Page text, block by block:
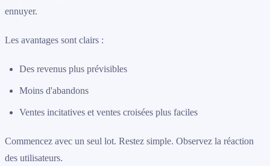
ennuyer.
Les avantages sont clairs :
Des revenus plus prévisibles
Moins d'abandons
Ventes incitatives et ventes croisées plus faciles
Commencez avec un seul lot. Restez simple. Observez la réaction
des utilisateurs.